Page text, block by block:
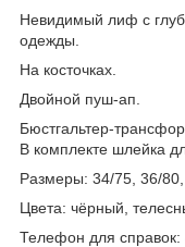
Невидимый лиф с
одежды.
На косточках.
Двойной пуш-ап.
Бюстгальтер-
В комплекте шлейка
Размеры: 34/75, 36/80,
Цвета: чёрный,
Телефон для